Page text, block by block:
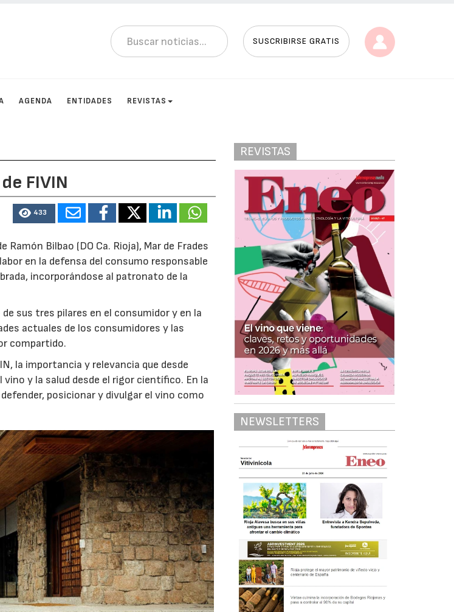
SUSCRIBIRSE GRATIS
AGENDA ENTIDADES REVISTAS
FIVIN
433
Ramón Bilbao (DO Ca. Rioja), Mar de Frades
en la defensa del consumo responsable
incorporándose al patronato de la
sus tres pilares en el consumidor y en la
actuales de los consumidores y las
compartido.
la importancia y relevancia que desde
y la salud desde el rigor científico. En la
posicionar y divulgar el vino como
REVISTAS
NEWSLETTERS